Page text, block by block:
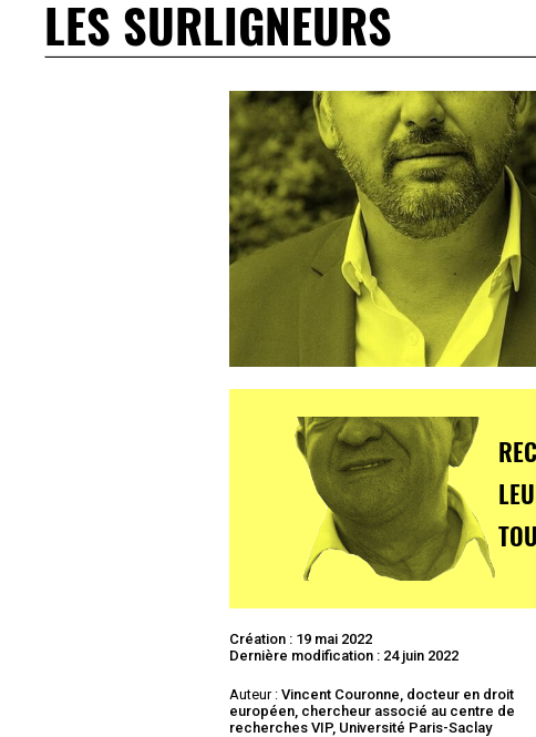
LES SURLIGNEURS
Création : 19 mai 2022
Dernière modification : 24 juin 2022
Auteur :Vincent Couronne, docteur en droit
européen, chercheur associé au centre de
recherches VIP, Université Paris-Saclay